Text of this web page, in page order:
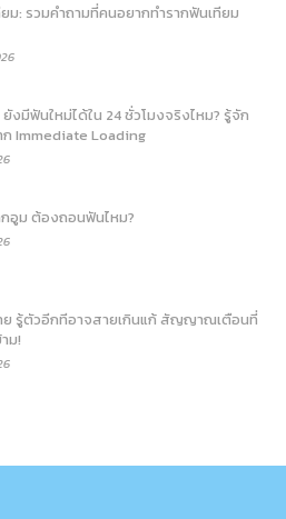
ม: รวมคำถามที่คนอยากทำรากฟันเทียม
งมีฟันใหม่ได้ใน 24 ชั่วโมงจริงไหม? รู้จัก
ก Immediate Loading
อูม ต้องถอนฟันไหม?
ย รู้ตัวอีกทีอาจสายเกินแก้ สัญญาณเตือนที่
ม!